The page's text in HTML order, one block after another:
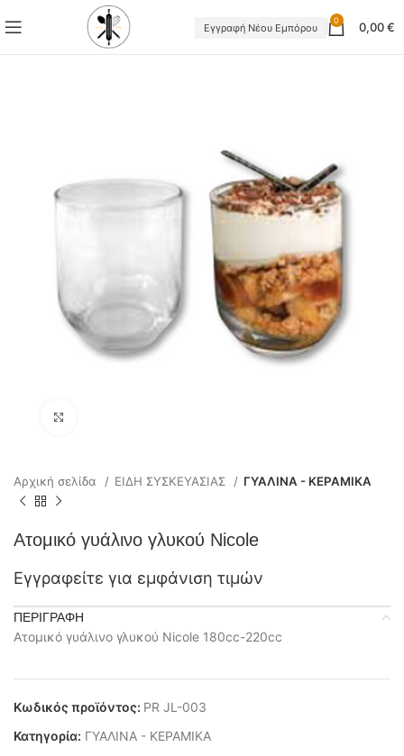
Εγγραφή Νέου Εμπόρου
0 0,00€
Αρχική σελίδα ΕΙΔΗ ΣΥΣΚΕΥΑΣΙΑΣ ΓΥΑΛΙΝΑ - ΚΕΡΑΜΙΚΑ
Ατομικό γυάλινο γλυκού Nicole
Εγγραφείτε για εμφάνιση τιμών
ΠΕΡΙΓΡΑΦΉ
Ατομικό γυάλινο γλυκού Nicole 180cc-220cc
Κωδικός προϊόντος: PR JL-003
Κατηγορία: ΓΥΑΛΙΝΑ - ΚΕΡΑΜΙΚΑ